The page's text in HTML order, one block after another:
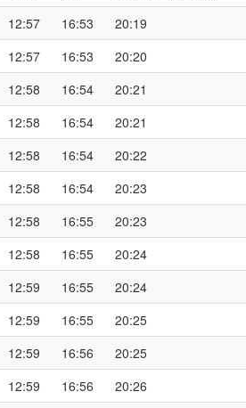
12:57 16:53 20:19
12:57 16:53 20:20
12:58 16:54 20:21
12:58 16:54 20:21
12:58 16:54 20:22
12:58 16:54 20:23
12:58 16:55 20:23
12:58 16:55 20:24
12:59 16:55 20:24
12:59 16:55 20:25
12:59 16:56 20:25
12:59 16:56 20:26